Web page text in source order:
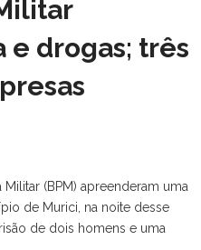
e drogas; três
(BPM) apreenderam uma
de Murici, na noite desse
de dois homens e uma